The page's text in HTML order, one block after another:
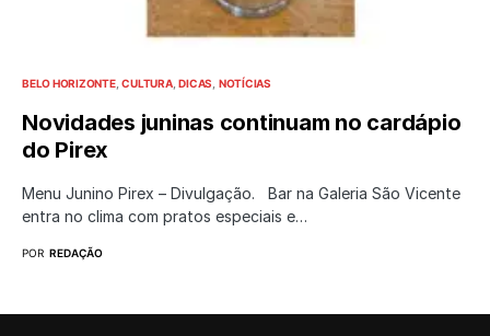
BELO HORIZONTE CULTURA DICAS NOTÍCIAS
Novidades juninas continuam no cardápio
do Pirex
Menu Junino Pirex – Divulgação. Bar na Galeria São Vicente
entra no clima com pratos especiais e…
POR REDAÇÃO